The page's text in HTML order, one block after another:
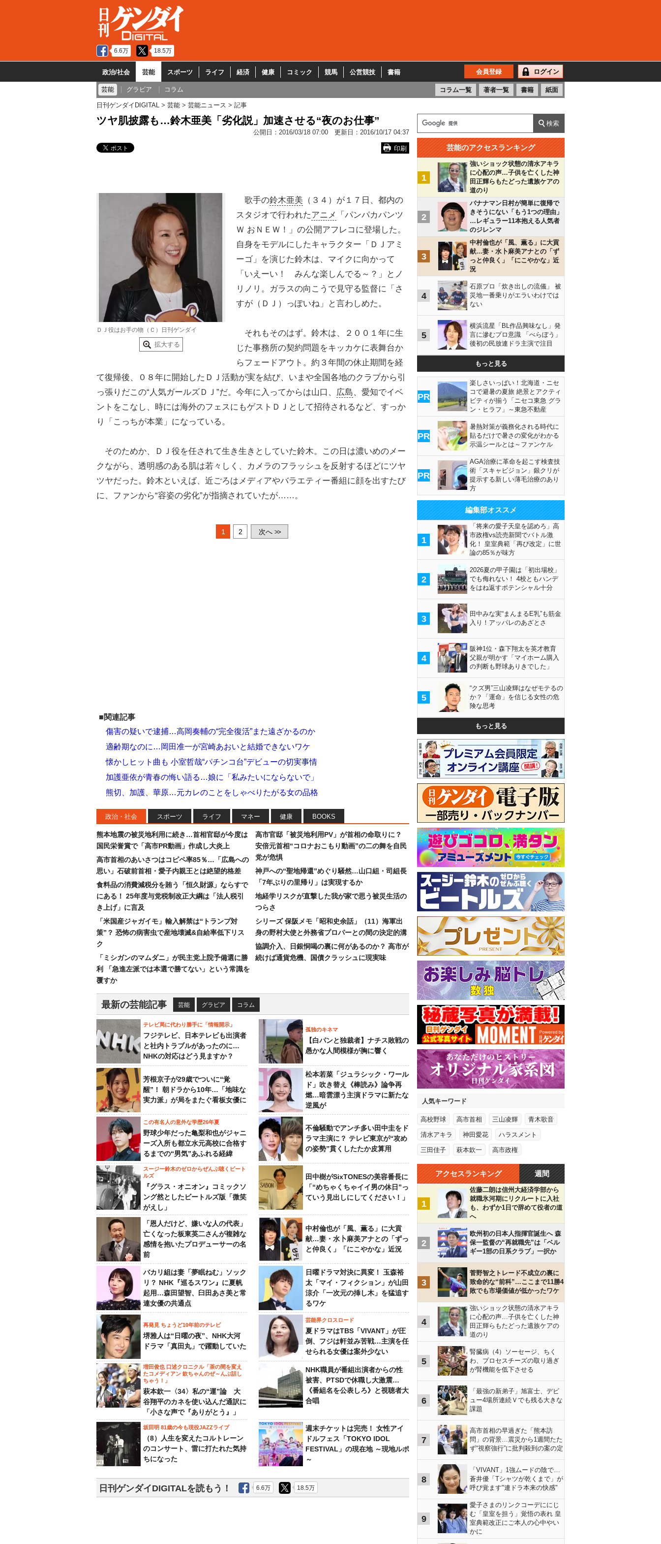
6.6万 18.5万
政治/社会 芸能 スポーツ ライフ 経済 健康 コミック 競馬 公営競技 書籍 会員登録 ログイン
芸能 グラビア コラム コラム一覧 著者一覧 書籍 紙面
日刊ゲンダイDIGITAL 芸能 芸能ニュース 記事
ツヤ肌披露も…鈴木亜美「劣化説」加速させる“夜のお仕事”
公開日： 2016/03/18 07:00 更新日： 2016/10/17 04:37
印刷
ＤＪ役はお手の物（Ｃ）日刊ゲンダイ
拡大する
歌手の鈴木亜美 （３４）が１７日、都内の
スタジオで行われたアニメ
「パンパカパンツ
Ｗ おＮＥＷ！」の公開アフレコに登場した。
自身をモデルにしたキャラクター「ＤＪアミ
ーゴ」を演じた鈴木は、マイクに向かって
「いえーい！ みんな楽しんでる～？」とノ
リノリ。ガラスの向こうで見守る監督に「さ
すが（ＤＪ）っぽいね」と言わしめた。
それもそのはず。鈴木は、２００１年に生
じた事務所の契約問題をキッカケに表舞台か
らフェードアウト。約３年間の休止期間を経
て復帰後、０８年に開始したＤＪ活動が実を結び、いまや全国各地のクラブから引
っ張りだこの“人気ガールズＤＪ”だ。今年に入ってからは山口、 広島、愛知でイベ
ントをこなし、時には海外のフェスにもゲストＤＪとして招待されるなど、すっか
り「こっちが本業」になっている。
そのためか、ＤＪ役を任されて生き生きとしていた鈴木。この日は濃いめのメー
クながら、透明感のある肌は若々しく、カメラのフラッシュを反射するほどにツヤ
ツヤだった。鈴木といえば、近ごろはメディアやバラエティー番組に顔を出すたび
に、ファンから“容姿の劣化”が指摘されていたが……。
1 2 次へ >>
■関連記事
傷害の疑いで逮捕…高岡奏輔の“完全復活”また遠ざかるのか
適齢期なのに…岡田准一が宮崎あおいと結婚できないワケ
懐かしヒット曲も 小室哲哉“パチンコ台”デビューの切実事情
加護亜依が青春の悔い語る…娘に「私みたいにならないで」
熊切、加護、華原…元カレのことをしゃべりたがる女の品格
政治・社会 スポーツ ライフ マネー 健康 BOOKS
熊本地震の被災地利用に続き…首相官邸が今度は
国民栄誉賞で「高市PR動画」作成し大炎上
高市首相のあいさつはコピペ率85％…「広島への
思い」石破前首相・愛子内親王とは絶望的格差
食料品の消費減税分を賄う「恒久財源」ならすで
にある！ 25年度与党税制改正大綱は「法人税引
き上げ」に言及
「米国産ジャガイモ」輸入解禁は“トランプ対
策”？ 恐怖の病害虫で産地壊滅&自給率低下リス
ク
「ミシガンのマムダニ」が民主党上院予備選に勝
利 「急進左派では本選で勝てない」という常識を
覆すか
高市官邸「被災地利用PV」が首相の命取りに？
安倍元首相“コロナおこもり動画”の二の舞を自民
党が危惧
神戸への“聖地帰還”めぐり騒然…山口組・司組長
「7年ぶりの里帰り」は実現するか
地経学リスクが直撃した我が家で思う被災生活の
つらさ
シリーズ 保阪メモ「昭和史余話」（11）海軍出
身の野村大使と外務省プロパーとの間の決定的溝
協調介入、日銀恫喝の裏に何があるのか？ 高市が
続けば通貨危機、国債クラッシュに現実味
最新の芸能記事 芸能 グラビア コラム
テレビ局に代わり勝手に「情報開示」
フジテレビ、日本テレビも出演者
と社内トラブルがあったのに…
NHKの対応はどう見ますか？
孤独のキネマ
【白パンと独裁者】ナチス敗戦の
愚かな人間模様が胸に響く
芳根京子が29歳でついに“覚
醒”！ 朝ドラから10年…「地味な
実力派」が局をまたぐ看板女優に
松本若菜「ジュラシック・ワール
ド」吹き替え《棒読み》論争再
燃…暗雲漂う主演ドラマに新たな
逆風が
この有名人の意外な学歴26年夏
野球少年だった亀梨和也がジャニ
ーズ入所も都立水元高校に合格す
るまでの“男気”あふれる経緯
不倫騒動でアンチ多い田中圭をド
ラマ主演に？ テレビ東京が“攻め
の姿勢”貫くしたたか皮算用
スージー鈴木のゼロからぜんぶ聴くビート
ルズ
『グラス・オニオン』コミックソ
ング然としたビートルズ版「微笑
がえし」
田中樹がSixTONESの美容番長に
「“めちゃくちゃイイ男の休日”っ
ていう見出しにしてください！」
「恩人だけど、嫌いな人の代表」
亡くなった板東英二さんが複雑な
感情を抱いたプロデューサーの名
前
中村倫也が「風、薫る」に大貢
献…妻・水卜麻美アナとの「ずっ
と仲良く」「にこやかな」近況
バカリ組は妻「夢眠ねむ」ソック
リ？ NHK『巡るスワン』に夏帆
起用…森田望智、臼田あさ美と常
連女優の共通点
日曜ドラマ対決に異変！ 玉森裕
太「マイ・フィクション」が山田
涼介「一次元の挿し木」を猛追す
るワケ
再発見 ちょうど10年前のテレビ
堺雅人は“日曜の夜”、NHK大河
ドラマ「真田丸」で躍動していた
芸能界クロスロード
夏ドラマはTBS「VIVANT」が圧
倒、フジは軒並み苦戦…主演を任
せられる女優は案外少ない
増田俊也 口述クロニクル「茶の間を変え
たコメディアン 欽ちゃんのぜ～んぶ話し
ちゃう！」
萩本欽一〈34〉私の“運”論 大
谷翔平のカネを使い込んだ通訳に
「小さな声で『ありがとう』」
NHK職員が番組出演者からの性
被害、PTSDで休職し大激震…
《番組名を公表しろ》と視聴者大
合唱
坂田明 81歳の今も現役JAZZライブ
（8）人生を変えたコルトレーン
のコンサート、雷に打たれた気持
ちになった
週末チケットは完売！ 女性アイ
ドルフェス「TOKYO IDOL
FESTIVAL」の現在地 ～現地ルポ
～
日刊ゲンダイDIGITALを読もう！ 6.6万 18.5万
芸能のアクセスランキング
1
強いショック状態の清水アキラ
に心配の声…子供を亡くした神
田正輝らもたどった遺族ケアの
道のり
2
バナナマン日村が簡単に復帰で
きそうにない「もう1つの理由」
…レギュラー11本抱える人気者
のジレンマ
3
中村倫也が「風、薫る」に大貢
献…妻・水卜麻美アナとの「ず
っと仲良く」「にこやかな」近
況
4
石原プロ「炊き出しの流儀」 被
災地一番乗りがエラいわけでは
ない
5
横浜流星「BL作品興味なし」発
言に滲むプロ意識 「べらぼう」
後初の民放連ドラ主演で注目
もっと見る
PR
楽しさいっぱい！北海道・ニセ
コで避暑の夏旅 絶景とアクティ
ビティが揃う「ニセコ東急 グラ
ン・ヒラフ」～東急不動産
PR
暑熱対策が義務化される時代に
貼るだけで暑さの変化がわかる
示温シールとは～ファンケル
PR
AGA治療に革命を起こす検査技
術「スキャビジョン」銀クリが
提示する新しい薄毛治療のあり
方
編集部オススメ
1
「将来の愛子天皇を認めろ」高
市政権vs読売新聞でバトル激
化！ 皇室典範「再び改定」に世
論の85％が味方
2
2026夏の甲子園は「初出場校」
でも侮れない！ 4校ともハンデ
をはね返すポテンシャル十分
3
田中みな実“まんまるE乳”も筋金
入り！アッパレのあざとさ
4
阪神1位・森下翔太を英才教育
父親が明かす「マイホーム購入
の判断も野球ありきでした」
5
“クズ男”三山凌輝はなぜモテるの
か？「運命」を信じる女性の危
険な思考
もっと見る
人気キーワード
高校野球 高市首相 三山凌輝 青木歌音
清水アキラ 神田愛花 ハラスメント
三田佳子 萩本欽一 高市政権
アクセスランキング 週間
1
佐藤二朗は信州大経済学部から
就職氷河期にリクルートに入社
も、わずか1日で辞めて役者の道
へ
2
欧州初の日本人指揮官誕生へ 森
保一監督の“再就職先”は「ベル
ギー1部の日系クラブ」一択か
3
菅野智之トレード不成立の裏に
致命的な“前科”…ここまで11勝4
敗でも市場価値が低かったワケ
4
強いショック状態の清水アキラ
に心配の声…子供を亡くした神
田正輝らもたどった遺族ケアの
道のり
5
腎臓病（4）ソーセージ、ちく
わ、プロセスチーズの取り過ぎ
が腎機能を低下させる
6
「最強の新弟子」旭富士、デビ
ュー4場所連続Ｖでも残る大きな
課題
7
高市首相の早過ぎた「熊本訪
問」の背景…震災から1週間たた
ず“視察強行”に批判殺到の案の定
8
「VIVANT」1強ムードの陰で…
蒼井優「Tシャツが乾くまで」が
呼び覚ます"連ドラ本来の快感"
9
愛子さまのリンクコーデににじ
む「皇室を担う」覚悟の表れ 皇
室典範改正にご本人の心中やい
かに